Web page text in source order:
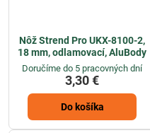
Nôž Strend Pro UKX-8100-2,
18 mm, odlamovací, AluBody
Doručíme do 5 pracovných dní
3,30 €
Do košíka